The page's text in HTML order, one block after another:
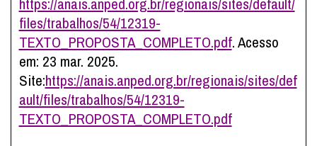
files/trabalhos/54/12319-
TEXTO_PROPOSTA_COMPLETO.pdf. Acesso
em: 23 mar. 2025.
Site:https://anais.anped.org.br/regionais/sites/def
ault/files/trabalhos/54/12319-
TEXTO_PROPOSTA_COMPLETO.pdf